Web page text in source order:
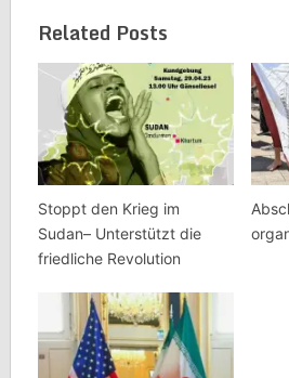
Related Posts
Stoppt den Krieg im
Sudan– Unterstützt die
friedliche Revolution